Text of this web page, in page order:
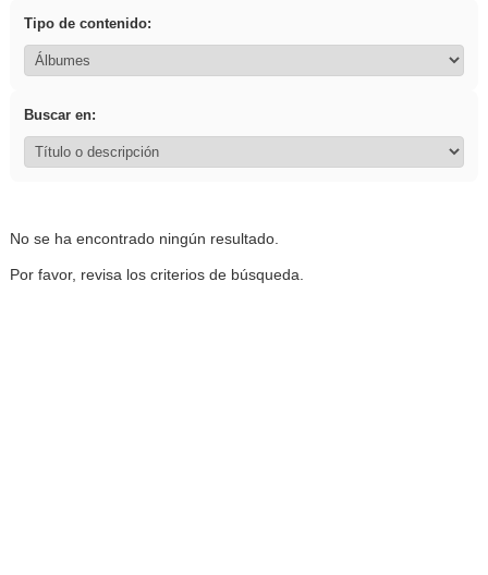
Tipo de contenido:
Buscar en:
No se ha encontrado ningún resultado.
Por favor, revisa los criterios de búsqueda.